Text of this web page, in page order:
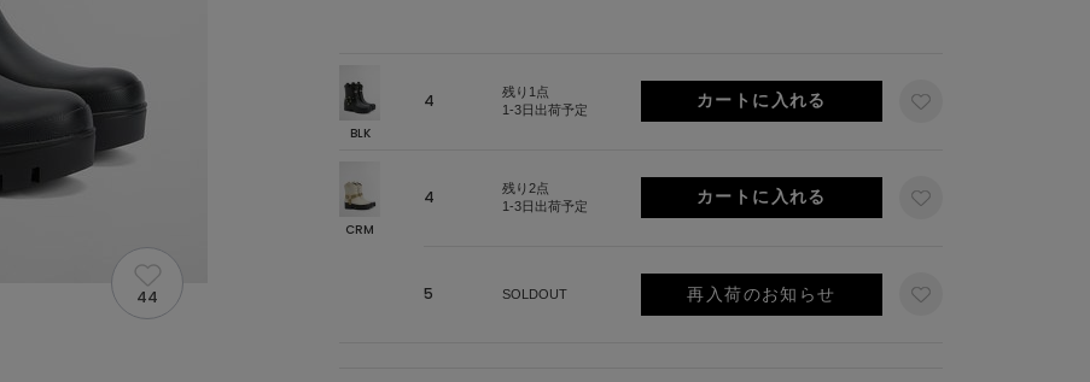
BLK
4
残り1点
1-3日出荷予定
CRM
4
残り2点
1-3日出荷予定
5 SOLDOUT 再入荷のお知らせ
44